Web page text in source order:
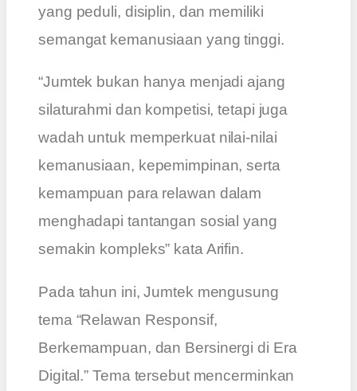
yang peduli, disiplin, dan memiliki
semangat kemanusiaan yang tinggi.
“Jumtek bukan hanya menjadi ajang
silaturahmi dan kompetisi, tetapi juga
wadah untuk memperkuat nilai-nilai
kemanusiaan, kepemimpinan, serta
kemampuan para relawan dalam
menghadapi tantangan sosial yang
semakin kompleks” kata Arifin.
Pada tahun ini, Jumtek mengusung
tema “Relawan Responsif,
Berkemampuan, dan Bersinergi di Era
Digital.” Tema tersebut mencerminkan